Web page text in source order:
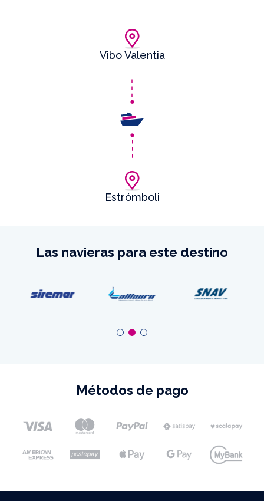
Vibo Valentia
Estrómboli
Las navieras para este destino
Métodos de pago